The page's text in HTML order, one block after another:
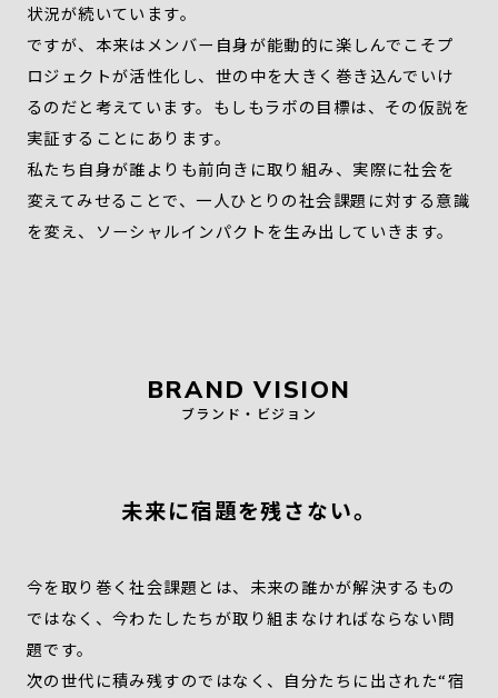
状況が続いています。
ですが、本来はメンバー自身が能動的に楽しんでこそプ
ロジェクトが活性化し、世の中を大きく巻き込んでいけ
るのだと考えています。もしもラボの目標は、その仮説を
実証することにあります。
私たち自身が誰よりも前向きに取り組み、実際に社会を
変えてみせることで、一人ひとりの社会課題に対する意識
を変え、ソーシャルインパクトを生み出していきます。
BRAND VISION
ブランド・ビジョン
未来に宿題を残さない。
今を取り巻く社会課題とは、未来の誰かが解決するもの
ではなく、今わたしたちが取り組まなければならない問
題です。
次の世代に積み残すのではなく、自分たちに出された“宿